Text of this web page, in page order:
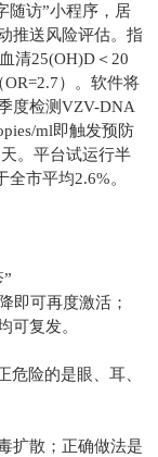
随访”小程序，居
推送风险评估。指
清25(OH)D＜20
）。软件将
度检测VZV-DNA
ml即触发预防
。平台试运行半
市平均2.6%。
即可再度激活；
可复发。
危险的是眼、耳、
扩散；正确做法是